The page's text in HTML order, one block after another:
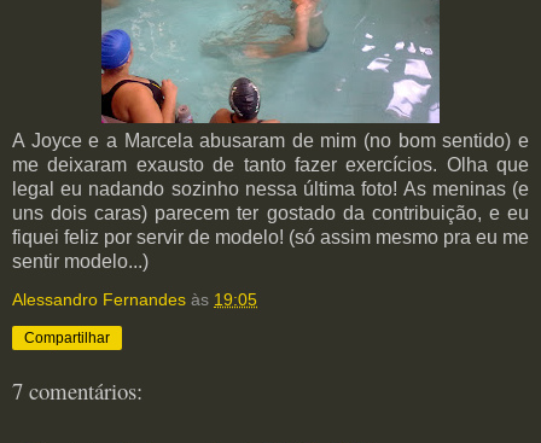
A Joyce e a Marcela abusaram de mim (no bom sentido) e
me deixaram exausto de tanto fazer exercícios. Olha que
legal eu nadando sozinho nessa última foto! As meninas (e
uns dois caras) parecem ter gostado da contribuição, e eu
fiquei feliz por servir de modelo! (só assim mesmo pra eu me
sentir modelo...)
Alessandro Fernandes às 19:05
Compartilhar
7 comentários: